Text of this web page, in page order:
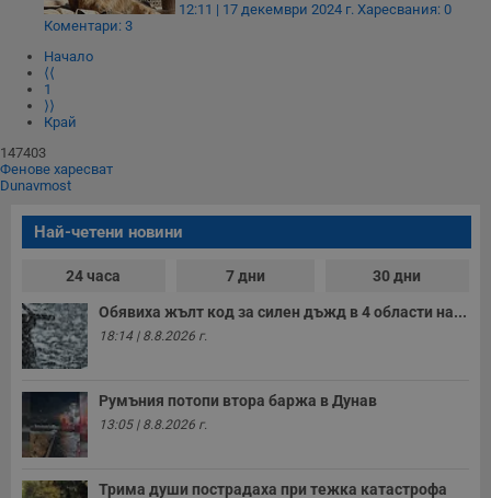
12:11 | 17 декември 2024 г. Харесвания: 0
Коментари: 3
Начало
⟨⟨
1
⟩⟩
Край
147403
Фенове харесват
Dunavmost
Най-четени новини
24 часа 7 дни 30 дни
Обявиха жълт код за силен дъжд в 4 области на...
18:14 | 8.8.2026 г.
Румъния потопи втора баржа в Дунав
13:05 | 8.8.2026 г.
Трима души пострадаха при тежка катастрофа